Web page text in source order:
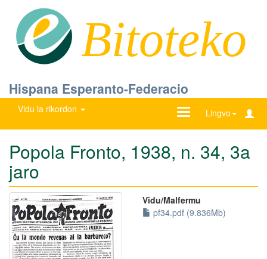
Bitoteko
Hispana Esperanto-Federacio
Vidu la rikordon Lingvo
Ŝanĝu
Popola Fronto, 1938, n. 34, 3a
jaro
Vidu/Malfermu
pf34.pdf (9.836Mb)